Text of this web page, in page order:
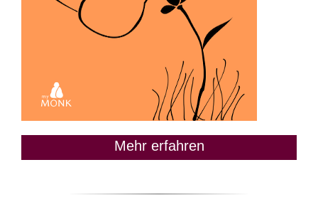
Mehr erfahren